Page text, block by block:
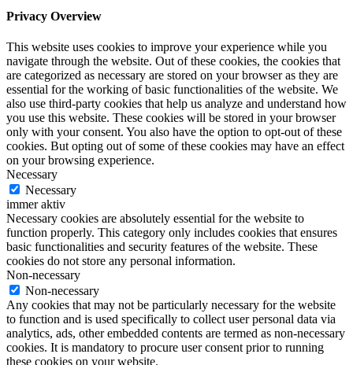
Privacy Overview
This website uses cookies to improve your experience while you
navigate through the website. Out of these cookies, the cookies that
are categorized as necessary are stored on your browser as they are
essential for the working of basic functionalities of the website. We
also use third-party cookies that help us analyze and understand how
you use this website. These cookies will be stored in your browser
only with your consent. You also have the option to opt-out of these
cookies. But opting out of some of these cookies may have an effect
on your browsing experience.
Necessary
Necessary
immer aktiv
Necessary cookies are absolutely essential for the website to
function properly. This category only includes cookies that ensures
basic functionalities and security features of the website. These
cookies do not store any personal information.
Non-necessary
Non-necessary
Any cookies that may not be particularly necessary for the website
to function and is used specifically to collect user personal data via
analytics, ads, other embedded contents are termed as non-necessary
cookies. It is mandatory to procure user consent prior to running
these cookies on your website.